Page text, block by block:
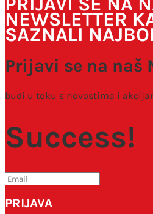
NEWSLETTER
SAZNALI
Prijavi se na naš
budi u toku s novostima i
Success!
PRIJAVA